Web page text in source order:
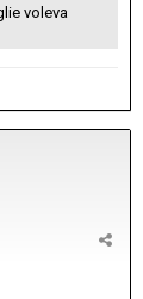
voleva